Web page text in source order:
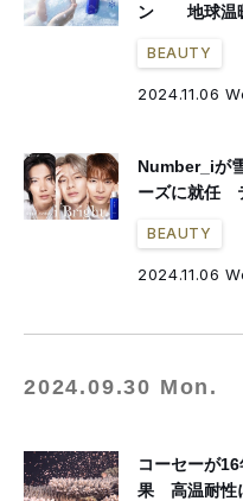
ン 地球温
BEAUTY
2024.11.06
Number_iが
ーズに就任
BEAUTY
2024.11.06
2024.09.30 Mon.
コーセーが
果 高温耐性